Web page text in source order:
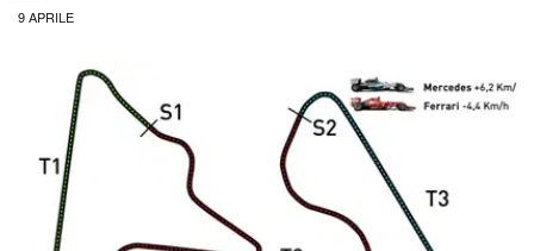
9 APRILE